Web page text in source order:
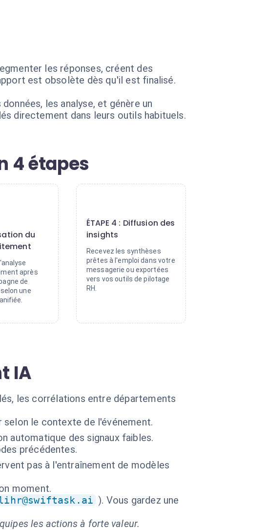
les réponses, créent des
est obsolète dès qu'il est finalisé.
les analyse, et génère un
directement dans leurs outils habituels.
4 étapes
du
après
de
une
ÉTAPE 4 : Diffusion des
insights
Recevez les synthèses
prêtes à l'emploi dans votre
messagerie ou exportées
vers vos outils de pilotage
RH.
IA
les corrélations entre départements
selon le contexte de l'événement.
automatique des signaux faibles.
précédentes.
pas à l'entraînement de modèles
moment.
). Vous gardez une
les actions à forte valeur.